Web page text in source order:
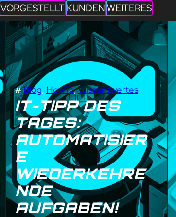
VORGESTELLT KUNDEN WEITERES
#Blog, HowTo, Wissenswertes
IT-TIPP DES
TAGES:
AUTOMATISIER
E
WIEDERKEHRE
NDE
AUFGABEN!